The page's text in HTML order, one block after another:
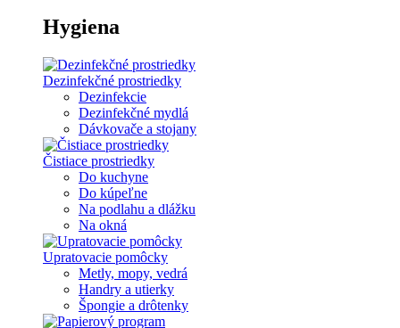
Hygiena
Dezinfekčné prostriedky
Dezinfekcie
Dezinfekčné mydlá
Dávkovače a stojany
Čistiace prostriedky
Do kuchyne
Do kúpeľne
Na podlahu a dlážku
Na okná
Upratovacie pomôcky
Metly, mopy, vedrá
Handry a utierky
Špongie a drôtenky